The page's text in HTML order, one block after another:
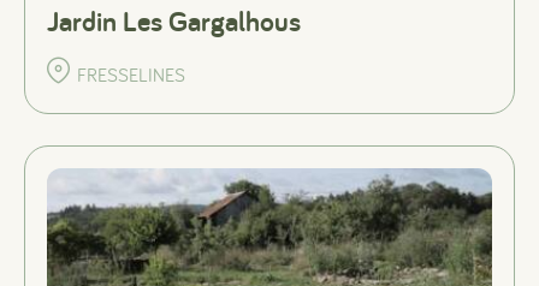
Jardin Les Gargalhous
FRESSELINES